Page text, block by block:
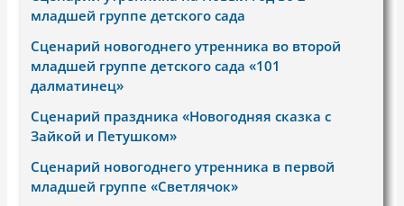
младшей группе детского сада
Сценарий новогоднего утренника во второй
младшей группе детского сада «101
далматинец»
Сценарий праздника «Новогодняя сказка с
Зайкой и Петушком»
Сценарий новогоднего утренника в первой
младшей группе «Светлячок»